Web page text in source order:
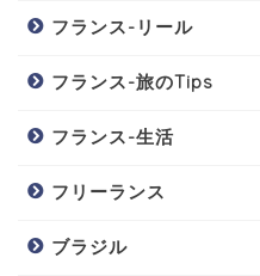
フランス-リール
フランス-旅のTips
フランス-生活
フリーランス
ブラジル